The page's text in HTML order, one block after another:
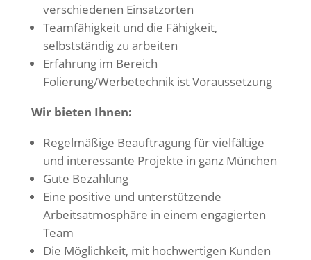
verschiedenen Einsatzorten
Teamfähigkeit und die Fähigkeit,
selbstständig zu arbeiten
Erfahrung im Bereich
Folierung/Werbetechnik ist Voraussetzung
Wir bieten Ihnen:
Regelmäßige Beauftragung für vielfältige
und interessante Projekte in ganz München
Gute Bezahlung
Eine positive und unterstützende
Arbeitsatmosphäre in einem engagierten
Team
Die Möglichkeit, mit hochwertigen Kunden